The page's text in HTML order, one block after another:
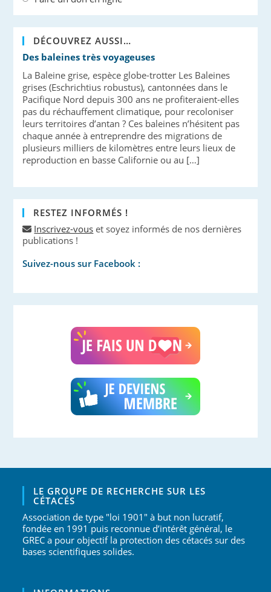
DÉCOUVREZ AUSSI…
Des baleines très voyageuses
La Baleine grise, espèce globe-trotter Les Baleines
grises (Eschrichtius robustus), cantonnées dans le
Pacifique Nord depuis 300 ans ne profiteraient-elles
pas du réchauffement climatique, pour recoloniser
leurs territoires d’antan ? Ces baleines n’hésitent pas
chaque année à entreprendre des migrations de
plusieurs milliers de kilomètres entre leurs lieux de
reproduction en basse Californie ou au […]
RESTEZ INFORMÉS !
Inscrivez-vous et soyez informés de nos dernières
publications !
Suivez-nous sur Facebook :
LE GROUPE DE RECHERCHE SUR LES
CÉTACÉS
Association de type "loi 1901" à but non lucratif,
fondée en 1991 puis reconnue d’intérêt général, le
GREC a pour objectif la protection des cétacés sur des
bases scientifiques solides.